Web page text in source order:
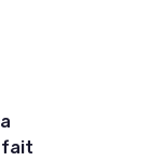
fait